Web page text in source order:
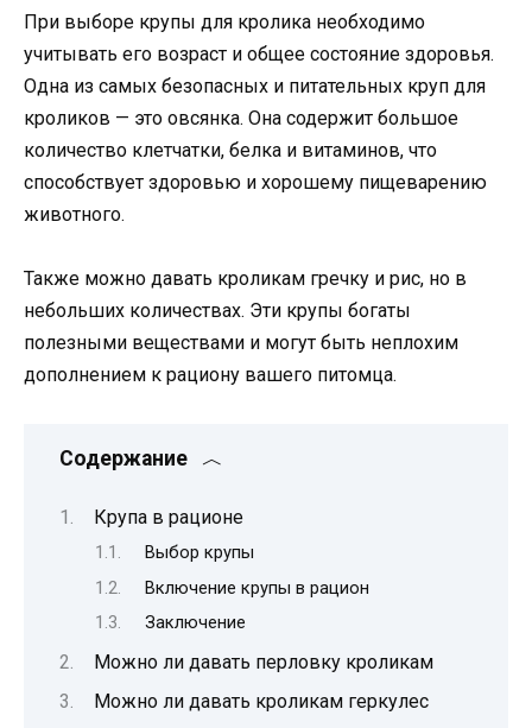
При выборе крупы для кролика необходимо
учитывать его возраст и общее состояние здоровья.
Одна из самых безопасных и питательных круп для
кроликов — это овсянка. Она содержит большое
количество клетчатки, белка и витаминов, что
способствует здоровью и хорошему пищеварению
животного.
Также можно давать кроликам гречку и рис, но в
небольших количествах. Эти крупы богаты
полезными веществами и могут быть неплохим
дополнением к рациону вашего питомца.
Содержание
Крупа в рационе
Выбор крупы
Включение крупы в рацион
Заключение
Можно ли давать перловку кроликам
Можно ли давать кроликам геркулес